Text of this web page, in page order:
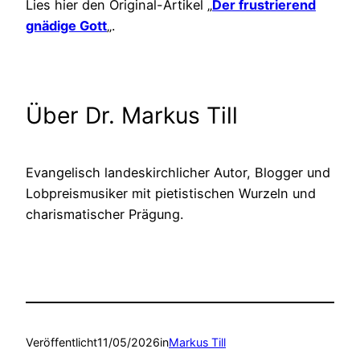
Lies hier den Original-Artikel „Der frustrierend
gnädige Gott„.
Über Dr. Markus Till
Evangelisch landeskirchlicher Autor, Blogger und
Lobpreismusiker mit pietistischen Wurzeln und
charismatischer Prägung.
Veröffentlicht11/05/2026inMarkus Till